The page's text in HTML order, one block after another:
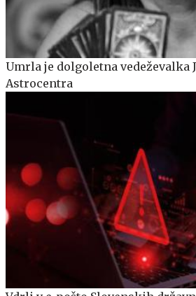
Umrla je dolgoletna vedeževalka
Astrocentra